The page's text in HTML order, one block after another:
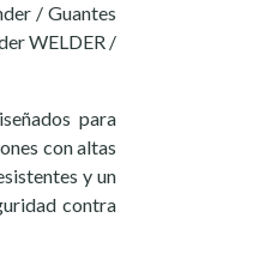
/ Guantes
WELDER /
para
con altas
y un
contra